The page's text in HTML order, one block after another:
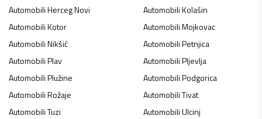
AutomobiliHerceg Novi AutomobiliKolašin
AutomobiliKotor AutomobiliMojkovac
AutomobiliNikšić AutomobiliPetnjica
AutomobiliPlav AutomobiliPljevlja
AutomobiliPlužine AutomobiliPodgorica
AutomobiliRožaje AutomobiliTivat
AutomobiliTuzi AutomobiliUlcinj